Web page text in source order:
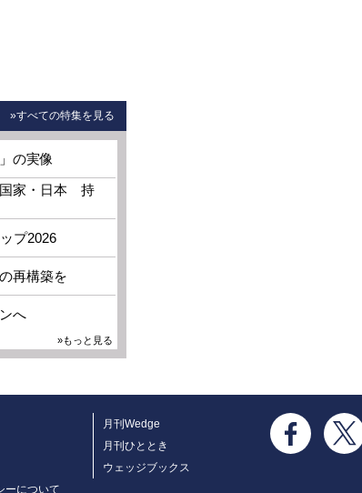
»すべての特集を見る
の実像
国家・日本 持
プ2026
再構築を
へ
»もっと見る
ーについて
月刊Wedge
月刊ひととき
ウェッジブックス